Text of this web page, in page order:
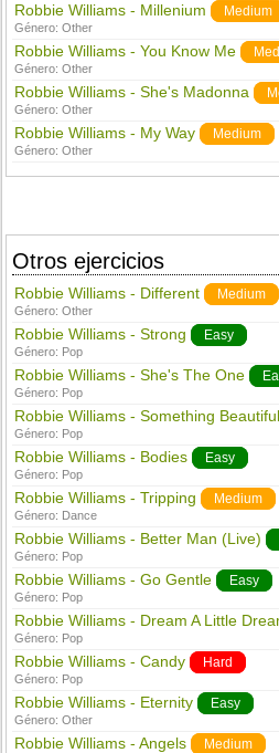
Robbie Williams - Millenium Medium
Género:Other
Robbie Williams - You Know Me
Género:Other
Robbie Williams - She's Madonna
Género:Other
Robbie Williams - My Way Medium
Género:Other
Otros ejercicios
Robbie Williams - Different Medium
Género:Other
Robbie Williams - Strong Easy
Género: Pop
Robbie Williams - She's The One
Género: Pop
Robbie Williams - Something Beautiful
Género: Pop
Robbie Williams - Bodies Easy
Género: Pop
Robbie Williams - Tripping Medium
Género: Dance
Robbie Williams - Better Man (Live)
Género: Pop
Robbie Williams - Go Gentle Easy
Género: Pop
Robbie Williams - Dream A Little
Género: Pop
Robbie Williams - Candy Hard
Género: Pop
Robbie Williams - Eternity Easy
Género:Other
Robbie Williams - Angels Medium